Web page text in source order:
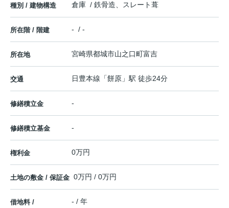
種別 / 建物構造 倉庫 / 鉄骨造、スレート葺
所在階 / 階建 - / -
所在地 宮崎県都城市山之口町富吉
交通 日豊本線 「餅原 」駅 徒歩24分
修繕積立金 -
修繕積立基金 -
権利金 0万円
土地の敷金 / 保証金 0万円 / 0万円
借地料 /
- / 年